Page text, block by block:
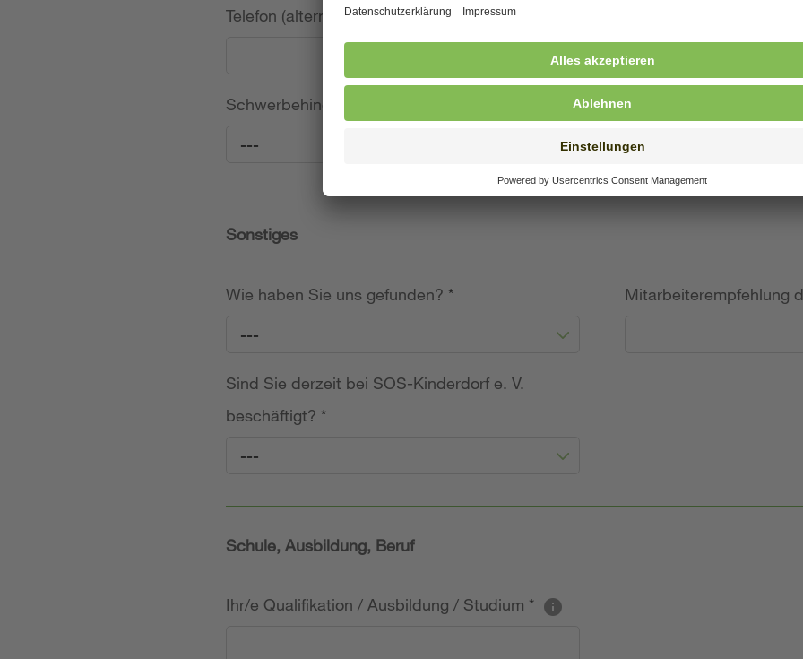
Telefon (alternativ)
Schwerbehinderung (freiwillige Angabe)
---
Sonstiges
Wie haben Sie uns gefunden? *
---
Mitarbeiterempfehlung
Sind Sie derzeit bei SOS-Kinderdorf e. V.
beschäftigt? *
---
Schule, Ausbildung, Beruf
Ihr/e Qualifikation / Ausbildung / Studium *